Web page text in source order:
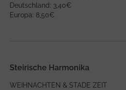
Deutschland: 3,40€
Europa: 8,50€
Steirische Harmonika
WEIHNACHTEN & STADE ZEIT